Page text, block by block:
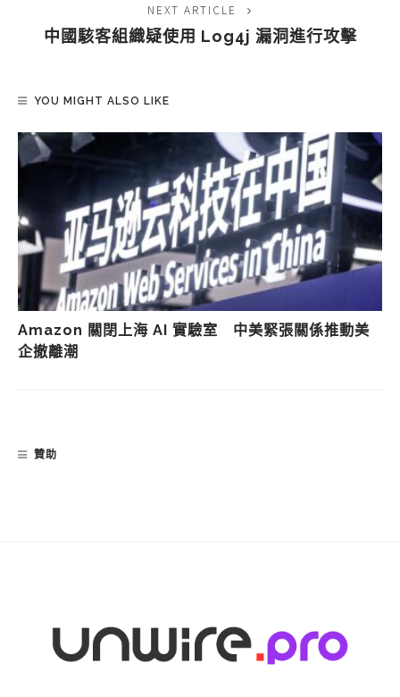
NEXT ARTICLE
中國駭客組織疑使用 Log4j 漏洞進行攻擊
YOU MIGHT ALSO LIKE
Amazon 關閉上海 AI 實驗室 中美緊張關係推動美
企撤離潮
贊助